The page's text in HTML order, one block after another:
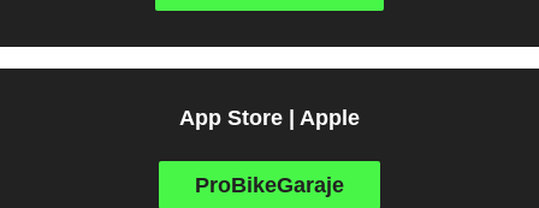
App Store | Apple
ProBikeGaraje